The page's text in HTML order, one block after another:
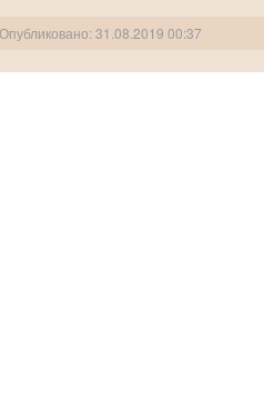
Опубликовано: 31.08.2019 00:37